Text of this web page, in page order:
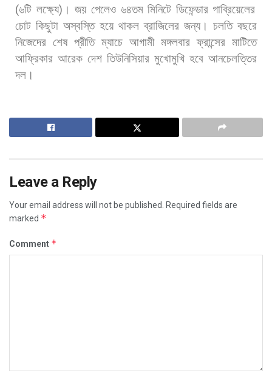
(৬টি লক্ষ্যে) । জয় পেলেও ৬৪তম মিনিটে ডিফেন্ডার গাব্রিয়েলের
চোট কিছুটা অস্বস্তি হয়ে থাকল ব্রাজিলের জন্য। চলতি বছরে
নিজেদের শেষ প্রীতি ম্যাচে আগামী মঙ্গলবার ফ্রান্সের মাটিতে
আফ্রিকার আরেক দেশ তিউনিসিয়ার মুখোমুখি হবে আনচেলত্তির
দল।
Leave a Reply
Your email address will not be published.
Required fields are
marked *
Comment *